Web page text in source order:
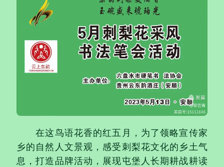
在这鸟语花香的红五月，为了领略宣传家
乡的自然人文景观，感受刺梨花文化的乡土气
息，打造品牌活动，展现屯堡人长期耕战耕读